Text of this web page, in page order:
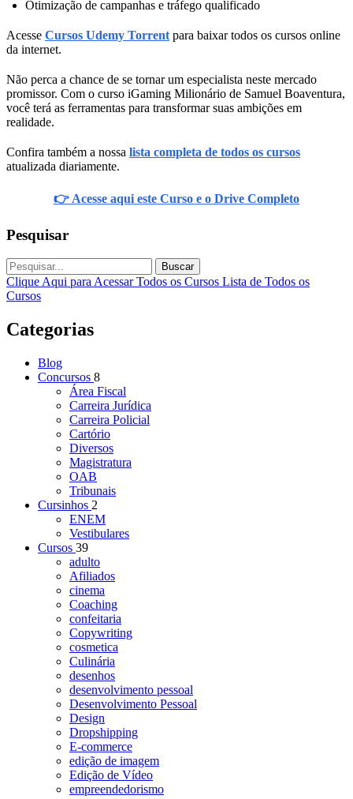
Otimização de campanhas e tráfego qualificado
Acesse Cursos Udemy Torrent para baixar todos os cursos online
da internet.
Não perca a chance de se tornar um especialista neste mercado
promissor. Com o curso iGaming Milionário de Samuel Boaventura,
você terá as ferramentas para transformar suas ambições em
realidade.
Confira também a nossa lista completa de todos os cursos
atualizada diariamente.
👉 Acesse aqui este Curso e o Drive Completo
Pesquisar
Buscar
Clique Aqui para Acessar Todos os Cursos Lista de Todos os
Cursos
Categorias
Blog
Concursos 8
Área Fiscal
Carreira Jurídica
Carreira Policial
Cartório
Diversos
Magistratura
OAB
Tribunais
Cursinhos 2
ENEM
Vestibulares
Cursos 39
adulto
Afiliados
cinema
Coaching
confeitaria
Copywriting
cosmetica
Culinária
desenhos
desenvolvimento pessoal
Desenvolvimento Pessoal
Design
Dropshipping
E-commerce
edição de imagem
Edição de Vídeo
empreendedorismo